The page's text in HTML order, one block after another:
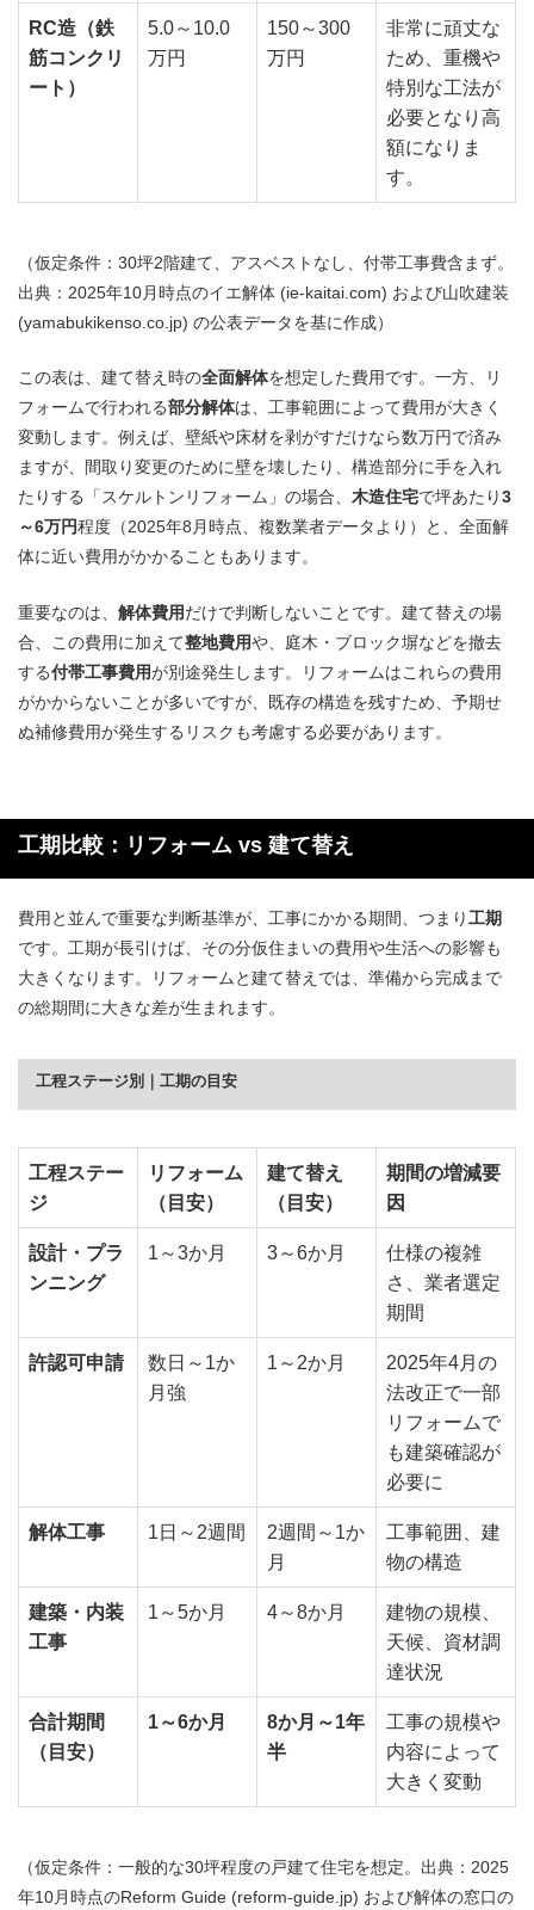
RC造（鉄
筋コンクリ
ート）
5.0～10.0
万円
150～300
万円
非常に頑丈な
ため、重機や
特別な工法が
必要となり高
額になりま
す。
（仮定条件：30坪2階建て、アスベストなし、付帯工事費含まず。
出典：2025年10月時点のイエ解体 (ie-kaitai.com) および山吹建装
(yamabukikenso.co.jp) の公表データを基に作成）
この表は、建て替え時の全面解体を想定した費用です。一方、リ
フォームで行われる部分解体は、工事範囲によって費用が大きく
変動します。例えば、壁紙や床材を剥がすだけなら数万円で済み
ますが、間取り変更のために壁を壊したり、構造部分に手を入れ
たりする「スケルトンリフォーム」の場合、 木造住宅で坪あたり3
～6万円程度（2025年8月時点、複数業者データより）と、全面解
体に近い費用がかかることもあります。
重要なのは、 解体費用だけで判断しないことです。建て替えの場
合、この費用に加えて整地費用や、庭木・ブロック塀などを撤去
する付帯工事費用が別途発生します。リフォームはこれらの費用
がかからないことが多いですが、既存の構造を残すため、予期せ
ぬ補修費用が発生するリスクも考慮する必要があります。
工期比較：リフォーム vs 建て替え
費用と並んで重要な判断基準が、工事にかかる期間、つまり工期
です。工期が長引けば、その分仮住まいの費用や生活への影響も
大きくなります。リフォームと建て替えでは、準備から完成まで
の総期間に大きな差が生まれます。
工程ステージ別｜工期の目安
工程ステー
ジ
リフォーム
（目安）
建て替え
（目安）
期間の増減要
因
設計・プラ
ンニング
1～3か月 3～6か月
仕様の複雑
さ、業者選定
期間
許認可申請
数日～1か
月強
1～2か月
2025年4月の
法改正で一部
リフォームで
も建築確認が
必要に
解体工事 1日～2週間
2週間～1か
月
工事範囲、建
物の構造
建築・内装
工事
1～5か月 4～8か月
建物の規模、
天候、資材調
達状況
合計期間
（目安）
1～6か月
8か月～1年
半
工事の規模や
内容によって
大きく変動
（仮定条件：一般的な30坪程度の戸建て住宅を想定。出典：2025
年10月時点のReform Guide (reform-guide.jp) および解体の窓口の